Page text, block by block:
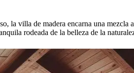
la villa de madera encarna una
rodeada de la belleza de la